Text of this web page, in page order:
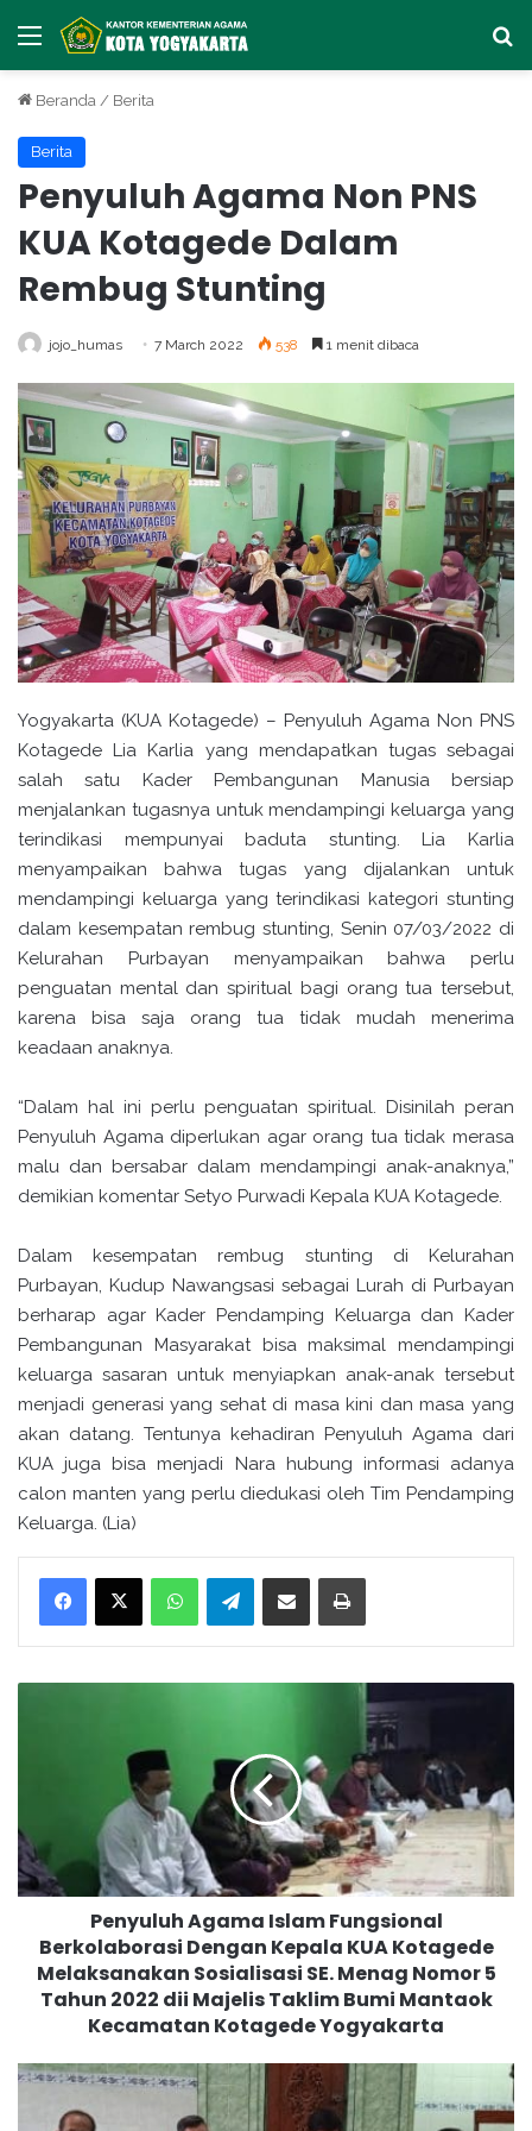
Menu
Beranda / Berita
Berita
Penyuluh Agama Non PNS
KUA Kotagede Dalam
Rembug Stunting
jojo_humas 7 March 2022 538 1 menit dibaca
Yogyakarta (KUA Kotagede) – Penyuluh Agama Non PNS
Kotagede Lia Karlia yang mendapatkan tugas sebagai
salah satu Kader Pembangunan Manusia bersiap
menjalankan tugasnya untuk mendampingi keluarga yang
terindikasi mempunyai baduta stunting. Lia Karlia
menyampaikan bahwa tugas yang dijalankan untuk
mendampingi keluarga yang terindikasi kategori stunting
dalam kesempatan rembug stunting, Senin 07/03/2022 di
Kelurahan Purbayan menyampaikan bahwa perlu
penguatan mental dan spiritual bagi orang tua tersebut,
karena bisa saja orang tua tidak mudah menerima
keadaan anaknya.
“Dalam hal ini perlu penguatan spiritual. Disinilah peran
Penyuluh Agama diperlukan agar orang tua tidak merasa
malu dan bersabar dalam mendampingi anak-anaknya,”
demikian komentar Setyo Purwadi Kepala KUA Kotagede.
Dalam kesempatan rembug stunting di Kelurahan
Purbayan, Kudup Nawangsasi sebagai Lurah di Purbayan
berharap agar Kader Pendamping Keluarga dan Kader
Pembangunan Masyarakat bisa maksimal mendampingi
keluarga sasaran untuk menyiapkan anak-anak tersebut
menjadi generasi yang sehat di masa kini dan masa yang
akan datang. Tentunya kehadiran Penyuluh Agama dari
KUA juga bisa menjadi Nara hubung informasi adanya
calon manten yang perlu diedukasi oleh Tim Pendamping
Keluarga. (Lia)
WhatsApp Telegram
u
h
A
l
Penyuluh Agama Islam Fungsional
Berkolaborasi Dengan Kepala KUA Kotagede
Melaksanakan Sosialisasi SE. Menag Nomor 5
Tahun 2022 dii Majelis Taklim Bumi Mantaok
Kecamatan Kotagede Yogyakarta
K